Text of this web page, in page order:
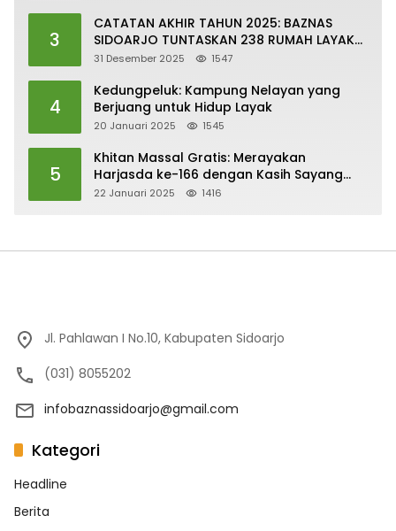
3
CATATAN AKHIR TAHUN 2025: BAZNAS
SIDOARJO TUNTASKAN 238 RUMAH LAYAK
HUNI
31 Desember 2025 1547
4
Kedungpeluk: Kampung Nelayan yang
Berjuang untuk Hidup Layak
20 Januari 2025 1545
5
Khitan Massal Gratis: Merayakan
Harjasda ke-166 dengan Kasih Sayang
dan Kepedulian
22 Januari 2025 1416
Jl. Pahlawan I No.10, Kabupaten Sidoarjo
(031) 8055202
infobaznassidoarjo@gmail.com
Kategori
Headline
Berita